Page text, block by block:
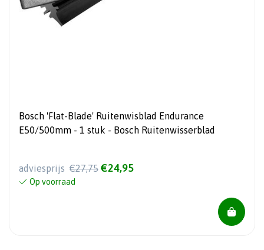
Bosch 'Flat-Blade' Ruitenwisblad Endurance
E50/500mm - 1 stuk - Bosch Ruitenwisserblad
adviesprijs €27,75 €24,95
Op voorraad